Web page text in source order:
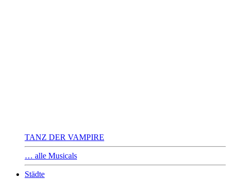
TANZ DER VAMPIRE
… alle Musicals
Städte